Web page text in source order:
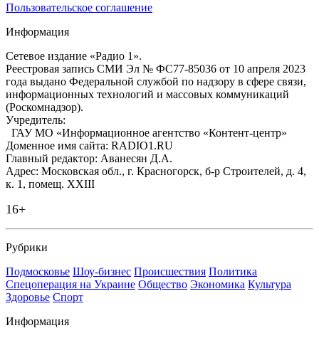
Пользовательское соглашение
Информация
Сетевое издание «Радио 1».
Реестровая запись СМИ Эл № ФС77-85036 от 10 апреля 2023
года выдано Федеральной службой по надзору в сфере связи,
информационных технологий и массовых коммуникаций
(Роскомнадзор).
Учредитель:
ГАУ МО «Информационное агентство «Контент-центр»
Доменное имя сайта: RADIO1.RU
Главный редактор: Аванесян Д.А.
Адрес: Московская обл., г. Красногорск, б-р Строителей, д. 4,
к. 1, помещ. XXIII
16+
Рубрики
Подмосковье Шоу-бизнес Происшествия Политика
Спецоперация на Украине Общество Экономика Культура
Здоровье Спорт
Информация